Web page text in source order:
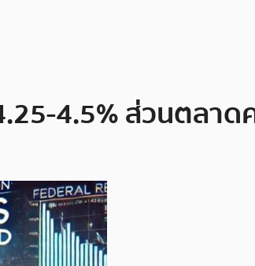
4.5% ส่วนตลา